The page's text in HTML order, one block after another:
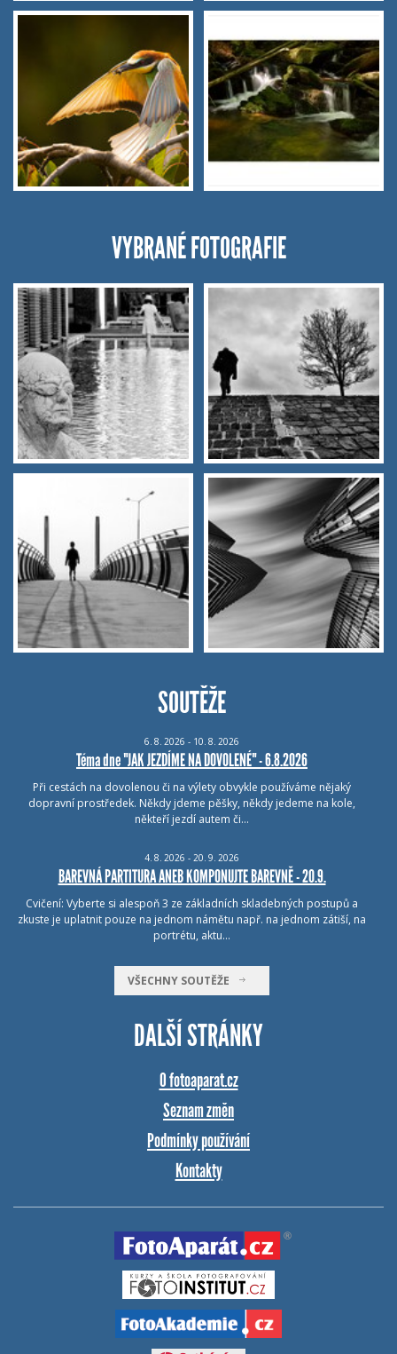
VYBRANÉ FOTOGRAFIE
SOUTĚŽE
6. 8. 2026 - 10. 8. 2026
Téma dne "JAK JEZDÍME NA DOVOLENÉ" - 6.8.2026
Při cestách na dovolenou či na výlety obvykle používáme nějaký
dopravní prostředek. Někdy jdeme pěšky, někdy jedeme na kole,
někteří jezdí autem či…
4. 8. 2026 - 20. 9. 2026
BAREVNÁ PARTITURA ANEB KOMPONUJTE BAREVNĚ - 20.9.
Cvičení: Vyberte si alespoň 3 ze základních skladebných postupů a
zkuste je uplatnit pouze na jednom námětu např. na jednom zátiší, na
portrétu, aktu…
VŠECHNY SOUTĚŽE
DALŠÍ STRÁNKY
O fotoaparat.cz
Seznam změn
Podmínky používání
Kontakty